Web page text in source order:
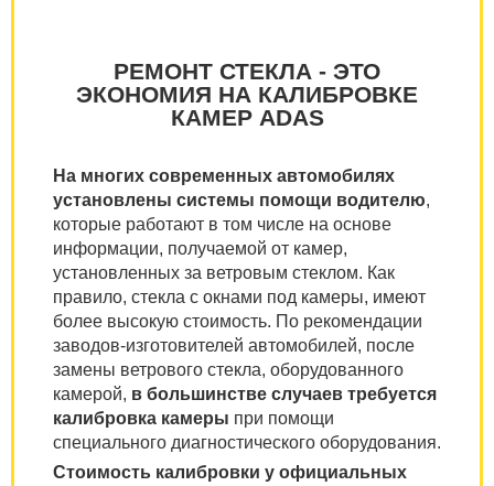
РЕМОНТ СТЕКЛА - ЭТО
ЭКОНОМИЯ НА КАЛИБРОВКЕ
КАМЕР ADAS
На многих современных автомобилях
установлены системы помощи водителю,
которые работают в том числе на основе
информации, получаемой от камер,
установленных за ветровым стеклом. Как
правило, стекла с окнами под камеры, имеют
более высокую стоимость. По рекомендации
заводов-изготовителей автомобилей, после
замены ветрового стекла, оборудованного
камерой, в большинстве случаев требуется
калибровка камеры при помощи
специального диагностического оборудования.
Стоимость калибровки у официальных